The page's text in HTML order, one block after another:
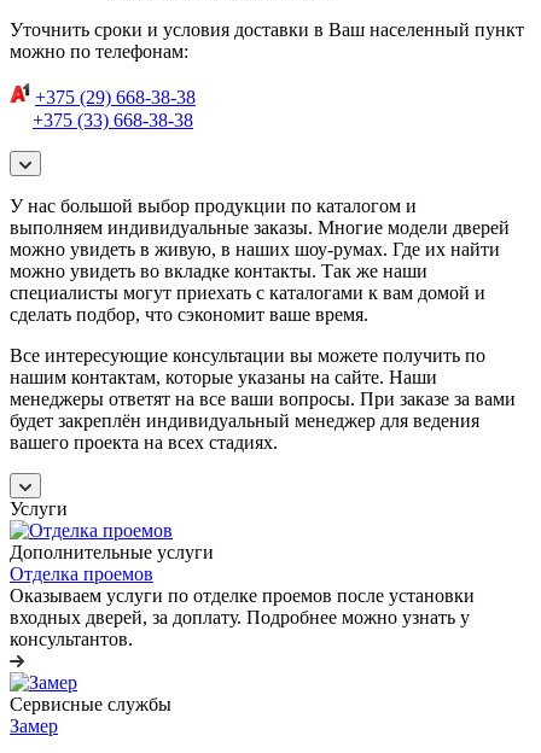
Уточнить сроки и условия доставки в Ваш населенный пункт
можно по телефонам:
+375 (29) 668-38-38
+375 (33) 668-38-38
У нас большой выбор продукции по каталогом и
выполняем индивидуальные заказы. Многие модели дверей
можно увидеть в живую, в наших шоу-румах. Где их найти
можно увидеть во вкладке контакты. Так же наши
специалисты могут приехать с каталогами к вам домой и
сделать подбор, что сэкономит ваше время.
Все интересующие консультации вы можете получить по
нашим контактам, которые указаны на сайте. Наши
менеджеры ответят на все ваши вопросы. При заказе за вами
будет закреплён индивидуальный менеджер для ведения
вашего проекта на всех стадиях.
Услуги
Дополнительные услуги
Отделка проемов
Оказываем услуги по отделке проемов после установки
входных дверей, за доплату. Подробнее можно узнать у
консультантов.
Сервисные службы
Замер